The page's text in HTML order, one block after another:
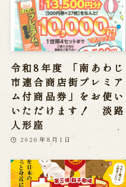
令和8年度 「南あわじ
市連合商店街プレミア
ム付商品券」をお使い
いただけます！ 淡路
人形座
2026年8月1日